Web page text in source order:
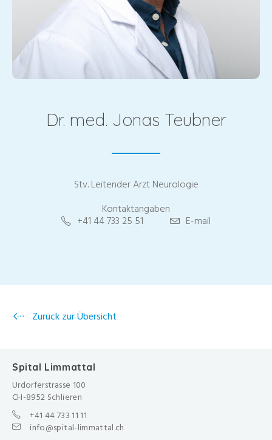
Dr. med. Jonas Teubner
Stv. Leitender Arzt Neurologie
Kontaktangaben
+41 44 733 25 51 E-mail
Zurück zur Übersicht
Spital Limmattal
Urdorferstrasse 100
CH-8952 Schlieren
+41 44 733 11 11
info@spital-limmattal.ch